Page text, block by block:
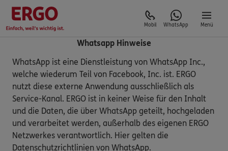
Mobil WhatsApp Menü
Whatsapp Hinweise
WhatsApp ist eine Dienstleistung von WhatsApp Inc.,
welche wiederum Teil von Facebook, Inc. ist. ERGO
nutzt diese externe Anwendung ausschließlich als
Service-Kanal. ERGO ist in keiner Weise für den Inhalt
und die Daten, die über WhatsApp geteilt, hochgeladen
und verarbeitet werden, außerhalb des eigenen ERGO
Netzwerkes verantwortlich. Hier gelten die
Datenschutzrichtlinien von WhatsApp.